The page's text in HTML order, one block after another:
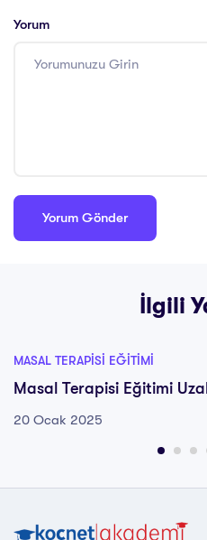
Yorum
İlgili
MASAL TERAPISI EĞITIMI
Masal Terapisi Eğitimi
20 Ocak 2025